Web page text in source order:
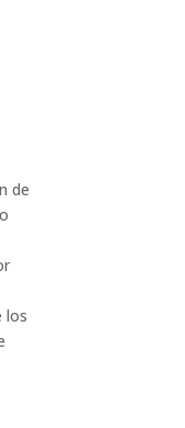
de
los